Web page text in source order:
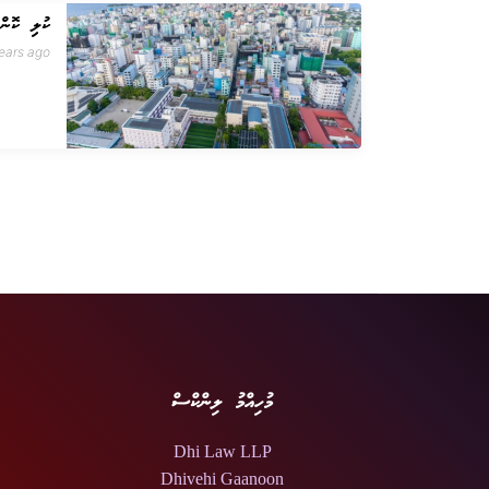
ކުލި
ago
މުހިއްމު ލިންކްސް
Dhi Law LLP
Dhivehi Gaanoon